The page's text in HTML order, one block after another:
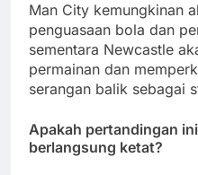
Man City kemungkinan
penguasaan bola dan
sementara Newcastle
permainan dan
serangan balik sebagai
Apakah pertandingan
berlangsung ketat?